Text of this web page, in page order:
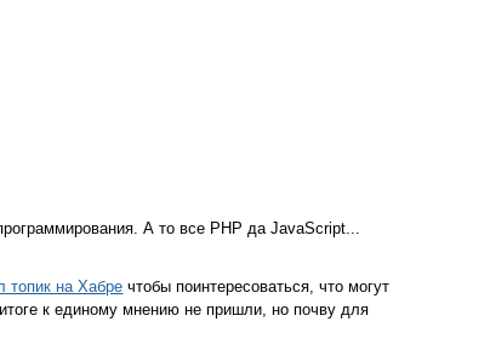
А то все PHP да JavaScript...
топик на Хабре чтобы поинтересоваться, что могут
к единому мнению не пришли, но почву для